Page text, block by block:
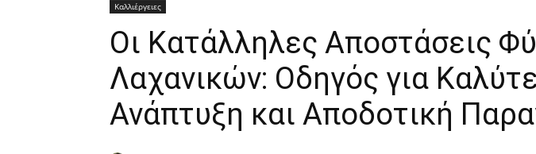
Καλλιέργειες
Οι Κατάλληλες Αποστάσεις
Λαχανικών: Οδηγός για
Ανάπτυξη και Αποδοτική